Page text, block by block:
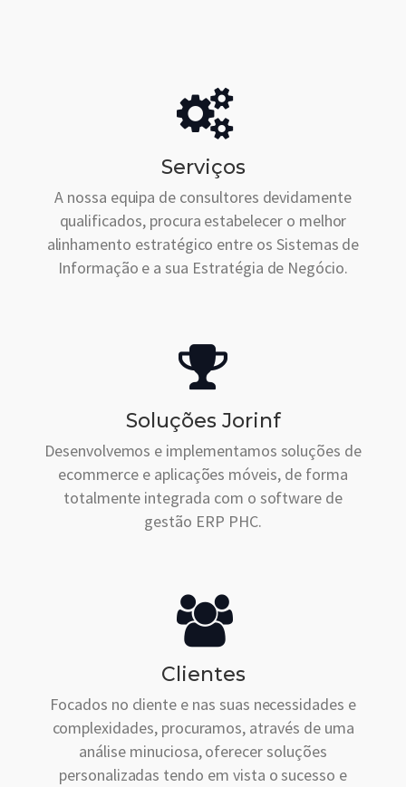
Serviços
A nossa equipa de consultores devidamente
qualificados, procura estabelecer o melhor
alinhamento estratégico entre os Sistemas de
Informação e a sua Estratégia de Negócio.
Soluções Jorinf
Desenvolvemos e implementamos soluções de
ecommerce e aplicações móveis, de forma
totalmente integrada com o software de
gestão ERP PHC.
Clientes
Focados no cliente e nas suas necessidades e
complexidades, procuramos, através de uma
análise minuciosa, oferecer soluções
personalizadas tendo em vista o sucesso e